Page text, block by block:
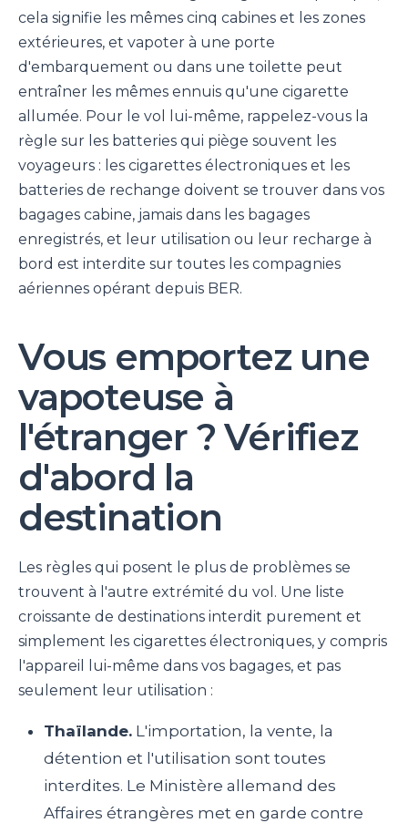
cela signifie les mêmes cinq cabines et les zones
extérieures, et vapoter à une porte
d'embarquement ou dans une toilette peut
entraîner les mêmes ennuis qu'une cigarette
allumée. Pour le vol lui-même, rappelez-vous la
règle sur les batteries qui piège souvent les
voyageurs : les cigarettes électroniques et les
batteries de rechange doivent se trouver dans vos
bagages cabine, jamais dans les bagages
enregistrés, et leur utilisation ou leur recharge à
bord est interdite sur toutes les compagnies
aériennes opérant depuis BER.
Vous emportez une
vapoteuse à
l'étranger ? Vérifiez
d'abord la
destination
Les règles qui posent le plus de problèmes se
trouvent à l'autre extrémité du vol. Une liste
croissante de destinations interdit purement et
simplement les cigarettes électroniques, y compris
l'appareil lui-même dans vos bagages, et pas
seulement leur utilisation :
Thaïlande. L'importation, la vente, la
détention et l'utilisation sont toutes
interdites. Le Ministère allemand des
Affaires étrangères met en garde contre